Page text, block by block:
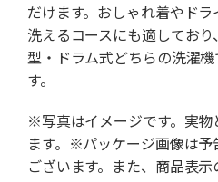
だけます。おしゃれ着やドラ
洗えるコースにも適しており
型・ドラム式どちらの洗濯
す。
※写真はイメージです。実物
ます。※パッケージ画像は
ございます。また、商品表